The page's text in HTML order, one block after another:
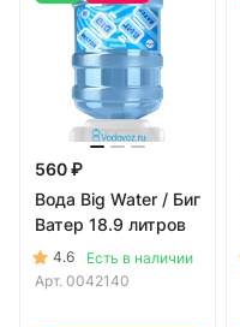
560 ₽
Вода Big Water / Биг
Ватер 18.9 литров
4.6
Есть в наличии
Арт. 0042140